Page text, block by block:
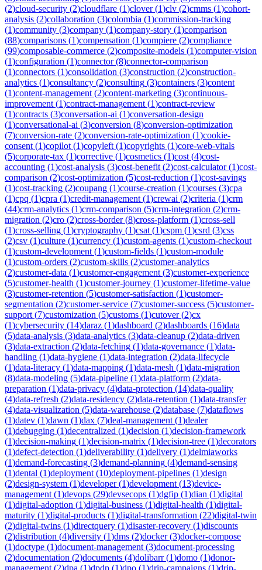
(2)cloud-security (2)cloudflare (1)clover(1)clv (2)cmms (1)cohort-
analysis (2)collaboration (3)colombia (1)commission-tracking
(1)community (3)company (1)company-story (1)comparison
(88)comparisons (1)compensation (1)compiere (2)compliance
(99)composable-commerce (2)composite-models (1)computer-vision
(1)configuration (1)connector(8)connector-comparison
(1)connectors (1)consolidation (3)construction (2)construction-
analytics (1)consultancy (2)consulting (3)containers (3)content
(1)content-management (2)content-marketing (3)continuous-
improvement (1)contract-management (1)contract-review
(1)contracts (3)conversation-ai (1)conversation-design
(1)conversational-ai (3)conversion (8)conversion-optimization
(7)conversion-rate (2)conversion-rate-optimization (1)cookie-
consent (1)copilot (1)copyleft (1)copyrights (1)core-web-vitals
(5)corporate-tax (1)corrective (1)cosmetics (1)cost (4)cost-
accounting (1)cost-analysis (3)cost-benefit (2)cost-calculator(1)cost-
comparison (2)cost-optimization (5)cost-reduction (1)cost-savings
(1)cost-tracking (2)coupang (1)course-creation (1)courses (3)cpa
(1)cpq (1)cpra (1)credit-management (1)crewai (2)criteria (1)crm
(44)crm-analytics (1)crm-comparison (5)crm-integration (2)crm-
migration (2)cro (2)cross-border(8)cross-platform (1)cross-sell
(1)cross-selling (1)cryptography (1)csat (1)cspm (1)csrd (3)css
(2)csv (1)culture (1)currency (1)custom-agents (1)custom-checkout
(1)custom-development (1)custom-fields (1)custom-module
(1)custom-orders (2)custom-skills (2)customer-analytics
(2)customer-data (1)customer-engagement (3)customer-experience
(5)customer-health (1)customer-journey (1)customer-lifetime-value
(3)customer-retention (5)customer-satisfaction (1)customer-
segmentation (2)customer-service (7)customer-success (5)customer-
support (7)customization (5)customs (1)cutover(2)cx
(1)cybersecurity (14)daraz (1)dashboard (2)dashboards (16)data
(5)data-analysis (3)data-analytics (3)data-cleanup (2)data-driven
(3)data-extraction (2)data-fetching (1)data-governance (1)data-
handling (1)data-hygiene (1)data-integration (2)data-lifecycle
(1)data-literacy (1)data-mapping (1)data-mesh (1)data-migration
(8)data-modeling (5)data-pipeline (1)data-platform (2)data-
preparation (1)data-privacy (4)data-protection (14)data-quality
(4)data-refresh (2)data-residency (2)data-retention (1)data-transfer
(4)data-visualization (5)data-warehouse (2)database (7)dataflows
(1)datev (1)dawn (1)dax (7)deal-management (1)dealer
(1)debugging (1)decentralized (1)decision (1)decision-framework
(1)decision-making (1)decision-matrix (1)decision-tree (1)decorators
(1)defect-detection (1)deliverability (1)delivery (1)delmiaworks
(1)demand-forecasting (3)demand-planning (4)demand-sensing
(1)dental (1)deployment (10)deployment-pipelines (1)design
(2)design-system (1)developer(1)development (13)device-
management (1)devops (29)devsecops (1)dgfip (1)dian (1)digital
(1)digital-adoption (1)digital-business (1)digital-health (1)digital-
maturity (1)digital-products (1)digital-transformation (22)digital-twin
(2)digital-twins (1)directquery (1)disaster-recovery (1)discounts
(2)distribution (4)diversity (1)dms (2)docker(3)docker-compose
(1)doctype (1)document-management (3)document-processing
(2)documentation (2)documents (4)dolibarr(1)domo (1)donor-
management (2)dpa (1)dpdp (1)dpo (1)drip-campaigns (1)drip-